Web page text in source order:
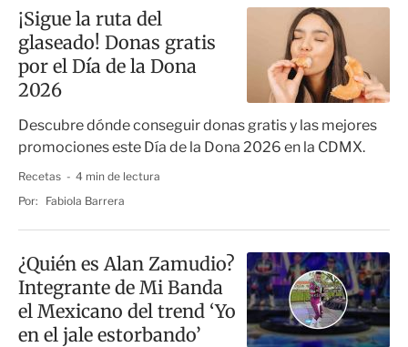
¡Sigue la ruta del
glaseado! Donas gratis
por el Día de la Dona
2026
Descubre dónde conseguir donas gratis y las mejores
promociones este Día de la Dona 2026 en la CDMX.
Recetas
4 min de lectura
Por:
Fabiola Barrera
¿Quién es Alan Zamudio?
Integrante de Mi Banda
el Mexicano del trend ‘Yo
en el jale estorbando’